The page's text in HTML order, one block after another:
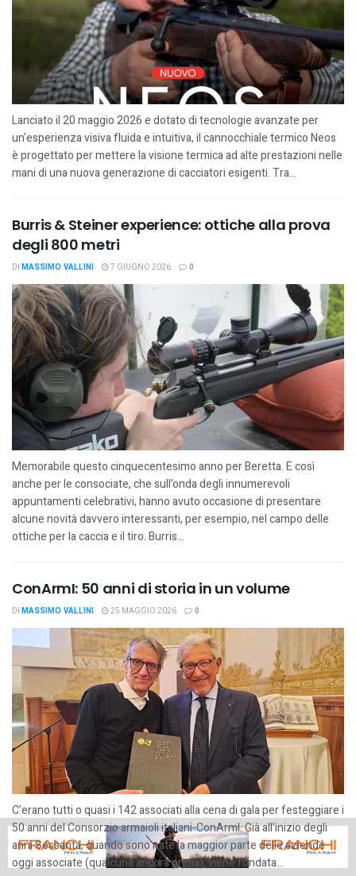
Lanciato il 20 maggio 2026 e dotato di tecnologie avanzate per
un'esperienza visiva fluida e intuitiva, il cannocchiale termico Neos
è progettato per mettere la visione termica ad alte prestazioni nelle
mani di una nuova generazione di cacciatori esigenti. Tra...
Burris & Steiner experience: ottiche alla prova
degli 800 metri
DI MASSIMO VALLINI 7 GIUGNO 2026 0
Memorabile questo cinquecentesimo anno per Beretta. E così
anche per le consociate, che sull’onda degli innumerevoli
appuntamenti celebrativi, hanno avuto occasione di presentare
alcune novità davvero interessanti, per esempio, nel campo delle
ottiche per la caccia e il tiro. Burris...
ConArmI: 50 anni di storia in un volume
DI MASSIMO VALLINI 25 MAGGIO 2026 0
C’erano tutti o quasi i 142 associati alla cena di gala per festeggiare i
50 anni del Consorzio armaioli italiani-ConArmI. Già all'inizio degli
anni Sessanta, quando sono nate la maggior parte delle aziende
oggi associate (qualcuna ancora prima), viene fondata...